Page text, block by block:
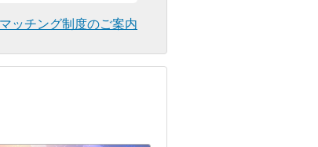
ッチング制度のご案内